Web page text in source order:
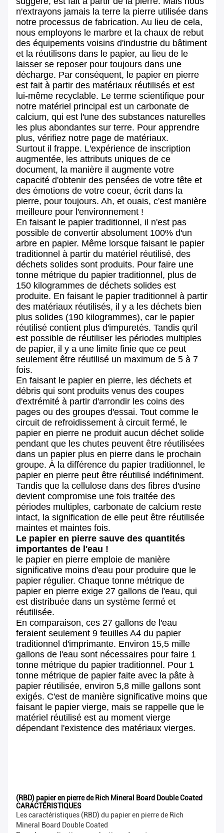
n'extrayons jamais la terre la pierre utilisée dans
notre processus de fabrication. Au lieu de cela,
nous employons le marbre et la chaux de rebut
des équipements voisins d'industrie du bâtiment
et la réutilisons dans le papier, au lieu de le
laisser se reposer pour toujours dans une
décharge. Par conséquent, le papier en pierre
est fait à partir des matériaux réutilisés et est
lui-même recyclable. Le terme scientifique pour
notre matériel principal est un carbonate de
calcium, qui est l'une des substances naturelles
les plus abondantes sur terre. Pour apprendre
plus, vérifiez notre page de matériaux.
Surtout il frappe. L'expérience de inscription
augmentée, les attributs uniques de ce
document, la manière il augmente votre
capacité d'obtenir des pensées de votre tête et
des émotions de votre coeur, écrit dans la
pierre, pour toujours. Ah, et ouais, c'est manière
meilleure pour l'environnement !
En faisant le papier traditionnel, il n'est pas
possible de convertir absolument 100% d'un
arbre en papier. Même lorsque faisant le papier
traditionnel à partir du matériel réutilisé, des
déchets solides sont produits. Pour faire une
tonne métrique du papier traditionnel, plus de
150 kilogrammes de déchets solides est
produite. En faisant le papier traditionnel à partir
des matériaux réutilisés, il y a les déchets bien
plus solides (190 kilogrammes), car le papier
réutilisé contient plus d'impuretés. Tandis qu'il
est possible de réutiliser les périodes multiples
de papier, il y a une limite finie que ce peut
seulement être réutilisé un maximum de 5 à 7
fois.
En faisant le papier en pierre, les déchets et
débris qui sont produits venus des coupes
d'extrémité à partir d'arrondir les coins des
pages ou des groupes d'essai. Tout comme le
circuit de refroidissement à circuit fermé, le
papier en pierre ne produit aucun déchet solide
pendant que les chutes peuvent être réutilisées
dans un papier plus en pierre dans le prochain
groupe. À la différence du papier traditionnel, le
papier en pierre peut être réutilisé indéfiniment.
Tandis que la cellulose dans des fibres d'usine
devient compromise une fois traitée des
périodes multiples, carbonate de calcium reste
intact, la signification de elle peut être réutilisée
maintes et maintes fois.
Le papier en pierre sauve des quantités
importantes de l'eau !
le papier en pierre emploie de manière
significative moins d'eau pour produire que le
papier régulier. Chaque tonne métrique de
papier en pierre exige 27 gallons de l'eau, qui
est distribuée dans un système fermé et
réutilisée.
En comparaison, ces 27 gallons de l'eau
feraient seulement 9 feuilles A4 du papier
traditionnel d'imprimante. Environ 15,5 mille
gallons de l'eau sont nécessaires pour faire 1
tonne métrique du papier traditionnel. Pour 1
tonne métrique de papier faite avec la pâte à
papier réutilisée, environ 5,8 mille gallons sont
exigés. C'est de manière significative moins que
faisant le papier vierge, mais se rappelle que le
matériel réutilisé est au moment vierge
dépendant l'existence des matériaux vierges.
(RBD) papier en pierre de Rich Mineral Board Double Coated
CARACTÉRISTIQUES
Les caractéristiques (RBD) du papier en pierre de Rich
Mineral Board Double Coated